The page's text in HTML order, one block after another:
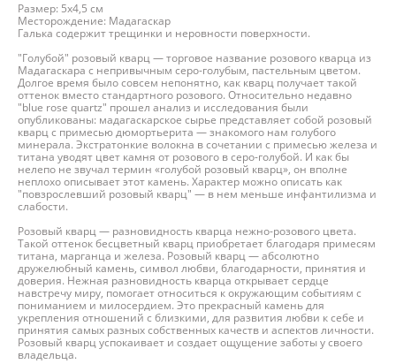
Размер: 5х4,5 см
Месторождение: Мадагаскар
Галька содержит трещинки и неровности поверхности.
"Голубой" розовый кварц — торговое название розового кварца из
Мадагаскара с непривычным серо-голубым, пастельным цветом.
Долгое время было совсем непонятно, как кварц получает такой
оттенок вместо стандартного розового. Относительно недавно
"blue rose quartz" прошел анализ и исследования были
опубликованы: мадагаскарское сырье представляет собой розовый
кварц с примесью дюмортьерита — знакомого нам голубого
минерала. Экстратонкие волокна в сочетании с примесью железа и
титана уводят цвет камня от розового в серо-голубой. И как бы
нелепо не звучал термин «голубой розовый кварц», он вполне
неплохо описывает этот камень. Характер можно описать как
"повзрослевший розовый кварц" — в нем меньше инфантилизма и
слабости.
Розовый кварц — разновидность кварца нежно-розового цвета.
Такой оттенок бесцветный кварц приобретает благодаря примесям
титана, марганца и железа. Розовый кварц — абсолютно
дружелюбный камень, символ любви, благодарности, принятия и
доверия. Нежная разновидность кварца открывает сердце
навстречу миру, помогает относиться к окружающим событиям с
пониманием и милосердием. Это прекрасный камень для
укрепления отношений с близкими, для развития любви к себе и
принятия самых разных собственных качеств и аспектов личности.
Розовый кварц успокаивает и создает ощущение заботы у своего
владельца.